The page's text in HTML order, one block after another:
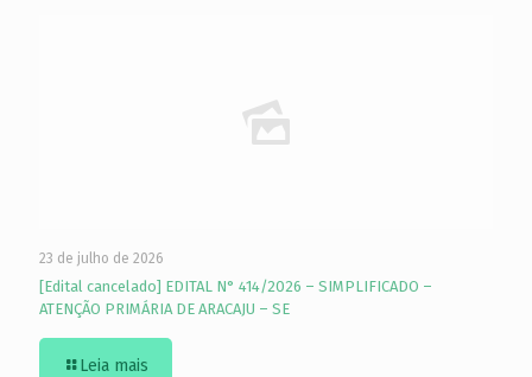
23 de julho de 2026
[Edital cancelado] EDITAL N° 414/2026 – SIMPLIFICADO –
ATENÇÃO PRIMÁRIA DE ARACAJU – SE
Leia mais